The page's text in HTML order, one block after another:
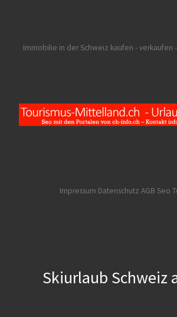
Immobilie in der Schweiz kaufen - verkaufen
Impressum Datenschutz AGB Seo
Skiurlaub Schweiz